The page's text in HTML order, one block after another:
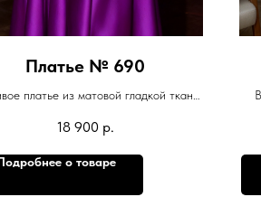
Платье № 690
платье из матовой гладкой ткани.
съёмная. Производитель турция.
18 900 р.
о товаре